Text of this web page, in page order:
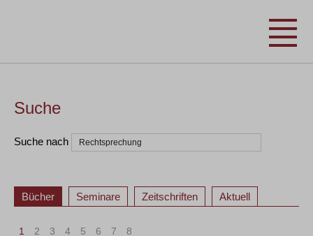
Suche
Suche nach
Bücher Seminare Zeitschriften Aktuell
1 2 3 4 5 6 7 8